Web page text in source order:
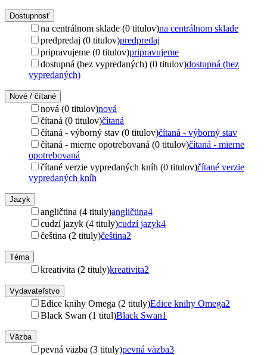
Dostupnosť
na centrálnom sklade (0 titulov)na centrálnom sklade
predpredaj (0 titulov)predpredaj
pripravujeme (0 titulov)pripravujeme
dostupná (bez vypredaných) (0 titulov)dostupná (bez
vypredaných)
Nové / čítané
nová (0 titulov)nová
čítaná (0 titulov)čítaná
čítaná - výborný stav (0 titulov)čítaná - výborný stav
čítaná - mierne opotrebovaná (0 titulov)čítaná - mierne
opotrebovaná
čítané verzie vypredaných kníh (0 titulov)čítané verzie
vypredaných kníh
Jazyk
angličtina (4 tituly)angličtina4
cudzí jazyk (4 tituly)cudzí jazyk4
čeština (2 tituly)čeština2
Téma
kreativita (2 tituly)kreativita2
Vydavateľstvo
Edice knihy Omega (2 tituly)Edice knihy Omega2
Black Swan (1 titul)Black Swan1
Väzba
pevná väzba (3 tituly)pevná väzba3